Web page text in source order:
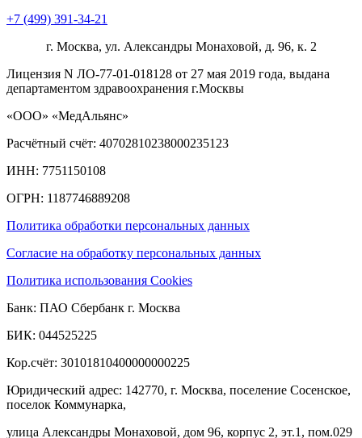
+7 (499) 391-34-21
г. Москва, ул. Александры Монаховой, д. 96, к. 2
Лицензия N ЛО-77-01-018128 от 27 мая 2019 года, выдана
департаментом здравоохранения г.Москвы
«ООО» «МедАльянс»
Расчётный счёт: 40702810238000235123
ИНН: 7751150108
ОГРН: 1187746889208​
Политика обработки персональных данных
Согласие на обработку персональных данных
Политика использования Cookies
Банк: ПАО Сбербанк г. Москва
БИК: 044525225
Кор.счёт: 30101810400000000225
Юридический адрес: 142770, г. Москва, поселение Сосенское,
поселок Коммунарка,
улица Александры Монаховой, дом 96, корпус 2, эт.1, пом.029